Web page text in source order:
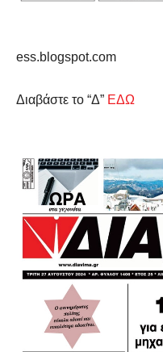
ess.blogspot.com
Διαβάστε το “Δ” ΕΔΩ